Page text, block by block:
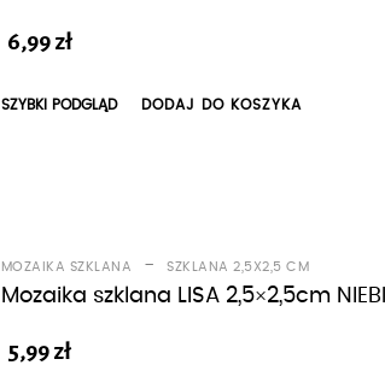
6,99zł
SZYBKI PODGLĄD DODAJ DO KOSZYKA
MOZAIKA SZKLANA - SZKLANA 2,5X2,5 CM
Mozaika szklana LISA 2,5×2,5cm
5,99zł